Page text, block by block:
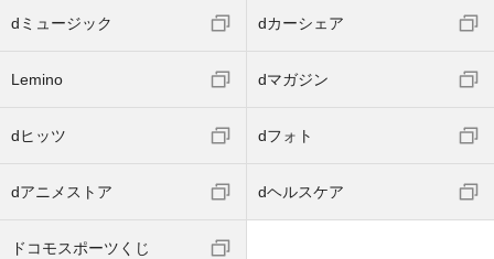
dミュージック dカーシェア
Lemino dマガジン
dヒッツ dフォト
dアニメストア dヘルスケア
ドコモスポーツくじ